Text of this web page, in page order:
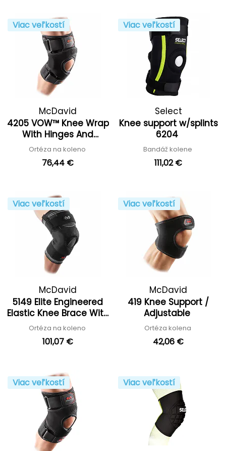
Viac veľkostí
McDavid
4205 VOW™ Knee Wrap
With Hinges And
Straps
Ortéza na koleno
76,44 €
Viac veľkostí
Select
Knee support w/splints
6204
Bandáž kolene
111,02 €
Viac veľkostí
McDavid
5149 Elite Engineered
Elastic Knee Brace With
Dual Wrap And Hinges
'25
Ortéza na koleno
101,07 €
Viac veľkostí
McDavid
419 Knee Support /
Adjustable
Ortéza kolena
42,06 €
Viac veľkostí Viac veľkostí